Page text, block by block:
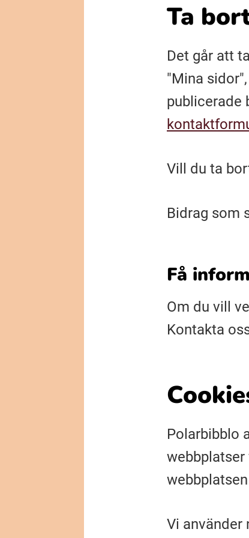
Ta
Det går att
"Mina
publicerade
Vill du ta
Bidrag som
Få
Om du vill
Kontakta
Polarbibblo
Vi använder